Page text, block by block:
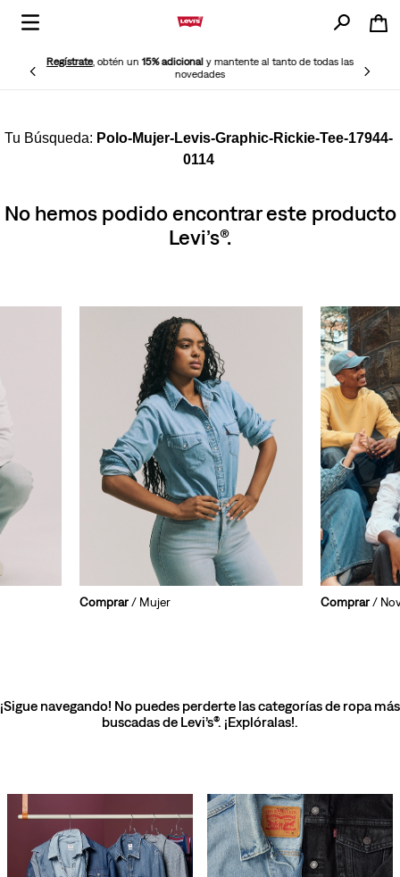
Regístrate, obtén un15% adicionaly mantente al tanto de todas las
novedades
Polo-Mujer-Levis-Graphic-Rickie-Tee-17944-
0114
No hemos podido encontrar este producto
Levi’s®.
Comprar/ Mujer Comprar/
¡Sigue navegando! No puedes perderte las categorías de ropa más
buscadas de Levi’s®. ¡Explóralas!.